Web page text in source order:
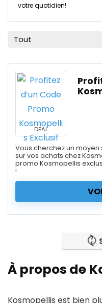
votre quotidien!
Tout
DEAL
Vous cherchez un
sur vos achats chez
promo Kosmopellis
!
À propos de
Kosmopellis est bien